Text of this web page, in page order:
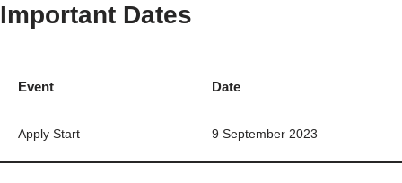
Important Dates
Event Date
Apply Start 9 September 2023